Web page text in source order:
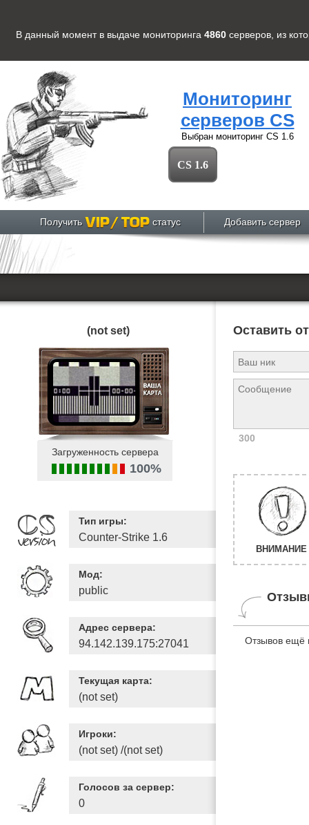
В данный момент в выдаче мониторинга 4860 серверов, из
Мониторинг
серверов CS
Выбран мониторинг CS 1.6
CS 1.6
Получить статус Добавить сервер
(not set)
Загруженность сервера
100%
Тип игры:
Counter-Strike 1.6
Мод:
public
Адрес сервера:
94.142.139.175:27041
Текущая карта:
(not set)
Игроки:
(not set) /(not set)
Голосов за сервер:
0
Оставить
300
ВНИМАНИЕ
Отзывов ещё